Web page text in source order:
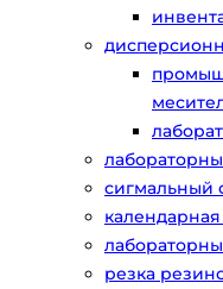
сигмальный
резка